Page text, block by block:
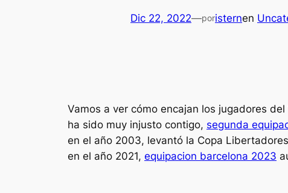
Dic 22, 2022—poristernen
Vamos a ver cómo encajan los jugadores
ha sido muy injusto contigo, segunda
en el año 2003, levantó la Copa
en el año 2021, equipacion barcelona 2023